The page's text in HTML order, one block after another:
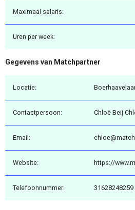
Maximaal salaris:
Uren per week:
Gegevens van Matchpartner
Locatie:
Contactpersoon: Chloë Beij
Email:
Website: https://
Telefoonnummer: 31628248259